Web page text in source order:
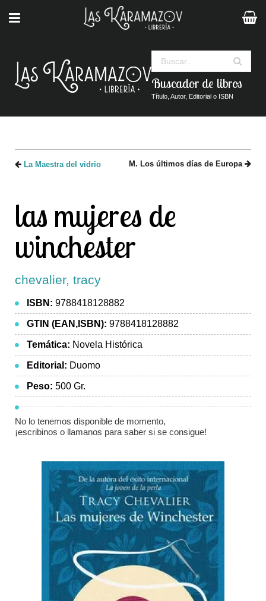
Buscador de libros
Título, Autor, Editorial o ISBN
La Maestra del vidrio M. Los últimos días de Europa
las mujeres de
winchester
chevalier, tracy
ISBN: 9788418128882
GTIN (EAN,ISBN): 9788418128882
Temática: Novela Histórica
Editorial: Duomo
Peso: 500 Gr.
No lo tenemos disponible de momento,
¡escribinos o llamanos para saber si se consigue!